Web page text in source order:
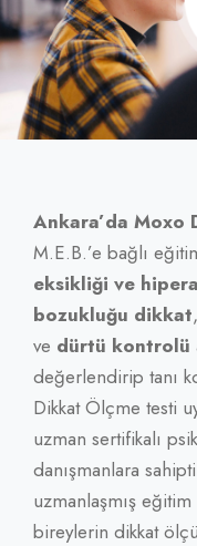
Ankara’da Moxo
M.E.B.’e bağlı
eksikliği ve
bozukluğu dikkat,
ve dürtü kontrolü
değerlendirip tanı
Dikkat Ölçme testi
uzman sertifikalı
danışmanlara
uzmanlaşmış
bireylerin dikkat